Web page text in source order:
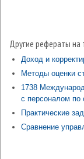
Другие рефераты на
Доход и
Методы оценки
1738
с персоналом по
Практические
Сравнение